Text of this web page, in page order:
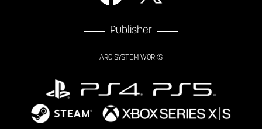
Publisher
ARC SYSTEM WORKS